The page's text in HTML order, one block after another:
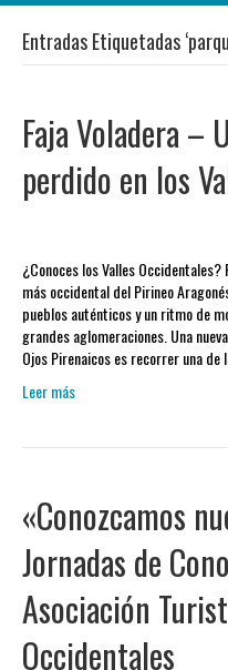
Entradas Etiquetadas
Faja Voladera –
perdido en los
¿Conoces los Valles
más occidental del Pirineo
pueblos auténticos y un ritmo de
grandes aglomeraciones. Una
Ojos Pirenaicos es recorrer una
Leer más
«Conozcamos
Jornadas de
Asociación
Occidentales